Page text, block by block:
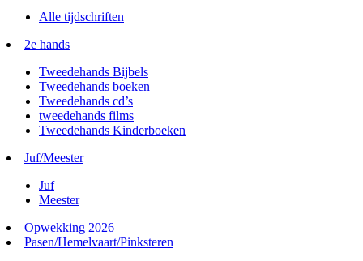
Alle tijdschriften
2e hands
Tweedehands Bijbels
Tweedehands boeken
Tweedehands cd’s
tweedehands films
Tweedehands Kinderboeken
Juf/Meester
Juf
Meester
Opwekking 2026
Pasen/Hemelvaart/Pinksteren